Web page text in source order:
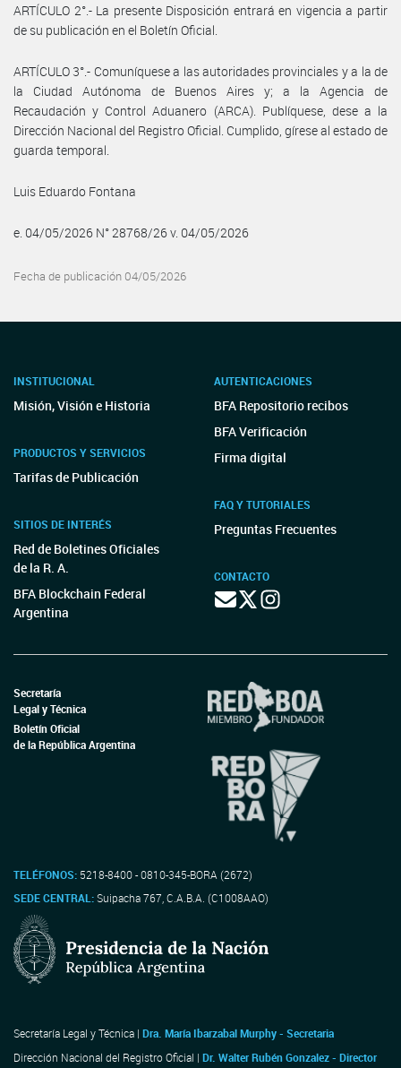
ARTÍCULO 2°.- La presente Disposición entrará en vigencia a partir
de su publicación en el Boletín Oficial.
ARTÍCULO 3°.- Comuníquese a las autoridades provinciales y a la de
la Ciudad Autónoma de Buenos Aires y; a la Agencia de
Recaudación y Control Aduanero (ARCA). Publíquese, dese a la
Dirección Nacional del Registro Oficial. Cumplido, gírese al estado de
guarda temporal.
Luis Eduardo Fontana
e. 04/05/2026 N° 28768/26 v. 04/05/2026
Fecha de publicación 04/05/2026
INSTITUCIONAL
Misión, Visión e Historia
PRODUCTOS Y SERVICIOS
Tarifas de Publicación
SITIOS DE INTERÉS
Red de Boletines Oficiales
de la R. A.
BFA Blockchain Federal
Argentina
AUTENTICACIONES
BFA Repositorio recibos
BFA Verificación
Firma digital
FAQ Y TUTORIALES
Preguntas Frecuentes
CONTACTO
Secretaría
Legal y Técnica
Boletín Oficial
de la República Argentina
TELÉFONOS: 5218-8400 - 0810-345-BORA (2672)
SEDE CENTRAL:Suipacha 767, C.A.B.A. (C1008AAO)
Secretaría Legal y Técnica | Dra. María Ibarzabal Murphy - Secretaria
Dirección Nacional del Registro Oficial | Dr. Walter Rubén Gonzalez - Director